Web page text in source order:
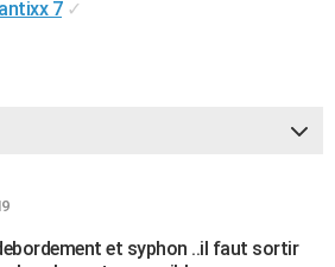
7 ✓
et syphon ..il faut sortir